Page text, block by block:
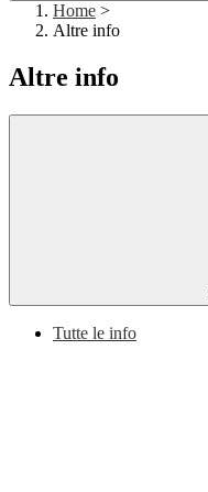
Home >
Altre info
Altre info
Tutte le info